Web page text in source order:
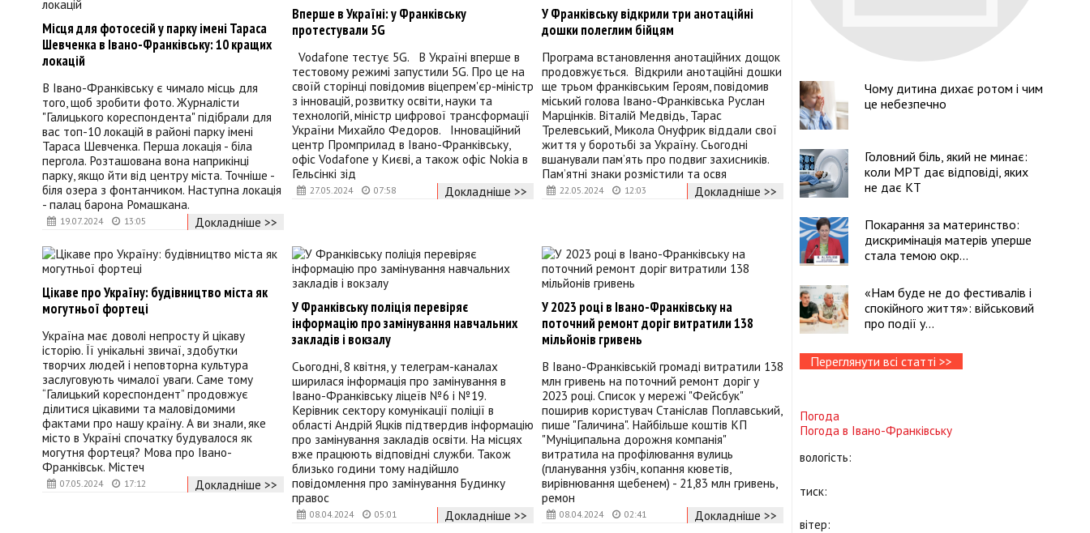
19.07.2024 13:05
Місця для фотосесій у парку імені Тараса
Шевченка в Івано-Франківську: 10 кращих
локацій
В Івано-Франківську є чимало місць для
того, щоб зробити фото. Журналісти
"Галицького кореспондента" підібрали для
вас топ-10 локацій в районі парку імені
Тараса Шевченка. Перша локація - біла
пергола. Розташована вона наприкінці
парку, якщо йти від центру міста. Точніше -
біля озера з фонтанчиком. Наступна локація
- палац барона Ромашкана.
Докладніше >>
27.05.2024 07:58
Вперше в Україні: у Франківську
протестували 5G
Vodafone тестує 5G. В Україні вперше в
тестовому режимі запустили 5G. Про це на
своїй сторінці повідомив віцепрем'єр-міністр
з інновацій, розвитку освіти, науки та
технологій, міністр цифрової трансформації
України Михайло Федоров. Інноваційний
центр Промприлад в Івано-Франківську,
офіс Vodafone у Києві, а також офіс Nokia в
Гельсінкі зід
Докладніше >>
22.05.2024 12:03
У Франківську відкрили три анотаційні
дошки полеглим бійцям
Програма встановлення анотаційних дощок
продовжується. Відкрили анотаційні дошки
ще трьом франківським Героям, повідомив
міський голова Івано-Франківська Руслан
Марцінків. Віталій Медвідь, Тарас
Трелевський, Микола Онуфрик віддали свої
життя у боротьбі за Україну. Сьогодні
вшанували пам’ять про подвиг захисників.
Пам’ятні знаки розмістили та освя
Докладніше >>
07.05.2024 17:12
Цікаве про Україну: будівництво міста як
могутньої фортеці
Україна має доволі непросту й цікаву
історію. Її унікальні звичаї, здобутки
творчих людей і неповторна культура
заслуговують чималої уваги. Саме тому
“Галицький кореспондент” продовжує
ділитися цікавими та маловідомими
фактами про нашу країну. А ви знали, яке
місто в Україні спочатку будувалося як
могутня фортеця? Мова про Івано-
Франківськ. Містеч
Докладніше >>
08.04.2024 05:01
У Франківську поліція перевіряє
інформацію про замінування навчальних
закладів і вокзалу
Сьогодні, 8 квітня, у телеграм-каналах
ширилася інформація про замінування в
Івано-Франківську ліцеїв №6 і №19.
Керівник сектору комунікації поліції в
області Андрій Яцків підтвердив інформацію
про замінування закладів освіти. На місцях
вже працюють відповідні служби. Також
близько години тому надійшло
повідомлення про замінування Будинку
правос
Докладніше >>
08.04.2024 02:41
У 2023 році в Івано-Франківську на
поточний ремонт доріг витратили 138
мільйонів гривень
В Івано-Франківській громаді витратили 138
млн гривень на поточний ремонт доріг у
2023 році. Список у мережі "Фейсбук"
поширив користувач Станіслав Поплавський,
пише "Галичина". Найбільше коштів КП
"Муніципальна дорожня компанія"
витратила на профілювання вулиць
(планування узбіч, копання кюветів,
вирівнювання щебенем) - 21,83 млн гривень,
ремон
Докладніше >>
Чому дитина дихає ротом і чим
це небезпечно
Головний біль, який не минає:
коли МРТ дає відповіді, яких
не дає КТ
Покарання за материнство:
дискримінація матерів уперше
стала темою окр...
«Нам буде не до фестивалів і
спокійного життя»: військовий
про події у...
Переглянути всі статті >>
Погода
Погода в Івано-Франківську
вологість:
тиск:
вітер: